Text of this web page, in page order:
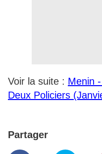
Voir la suite : Menin
Deux Policiers
Partager